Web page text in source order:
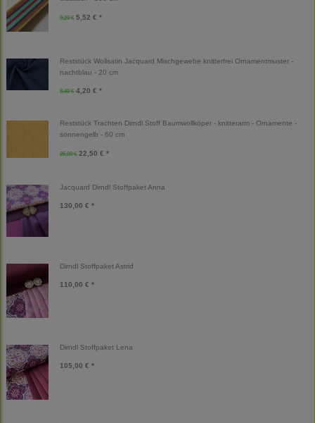
9,20 € 5,52 € *
Reststück Wollsatin Jacquard Mischgewebe knitterfrei Ornamentmuster -
nachtblau - 20 cm
8,40 € 4,20 € *
Reststück Trachten Dirndl Stoff Baumwollköper - knitterarm - Ornamente -
sonnengelb - 60 cm
25,00 € 22,50 € *
Jacquard Dirndl Stoffpaket Anna
130,00 € *
Dirndl Stoffpaket Astrid
110,00 € *
Dirndl Stoffpaket Lena
105,00 € *